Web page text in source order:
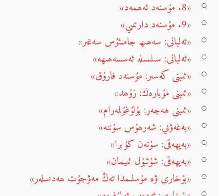
«8. مۇسنەد ئەھمەد»
«9. مۇسنەد دارىمىي»
«ئەلبانى: سەھىھ جامىئۇس سەغىر»
«ئەلبانى: سىلسىلە ئەسسەھىھە»
«ئىبنى كەسىر: مۇسنەد فارۇق»
«ئىبنى مۇبارەك: زۇھد»
«ئىبنى ھەجەر: بۇلۇغۇلمەرام»
«بەغەۋىي: شەرھۇس سۇننە»
«بەيھەقى: سۇنەن كۇبرا»
«بەيھەقى: شۇئبۇل ئىيمان»
«بۇخارى ۋە مۇسلىمدا تەڭ مەۋجۇت ھەدىسلەر»